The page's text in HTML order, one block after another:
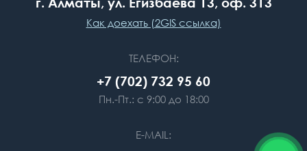
Как доехать (2GIS ссылка)
ТЕЛЕФОН:
+7 (702) 732 95 60
Пн.-Пт.: с 9:00 до 18:00
E-MAIL: